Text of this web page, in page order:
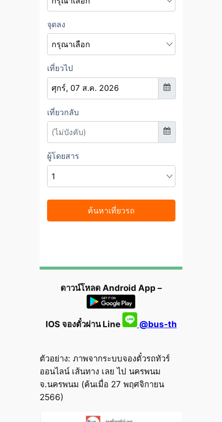
ดาวน์โหลด Android App –
IOS จองตั๋วผ่าน Line @bus-th
ตัวอย่าง: ภาพจากระบบจองตั๋วรถทัวร์
ออนไลน์ เส้นทาง เลย ไป นครพนม
จ.นครพนม (ค้นเมื่อ 27 พฤศจิกายน
2566)